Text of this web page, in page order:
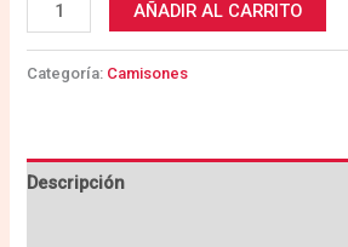
AÑADIR AL CARRITO
Categoría: Camisones
Descripción